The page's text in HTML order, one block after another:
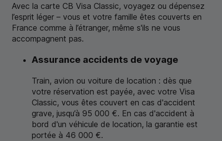
Avec la carte CB Visa Classic, voyagez ou dépensez
l’esprit léger – vous et votre famille êtes couverts en
France comme à l’étranger, même s'ils ne vous
accompagnent pas.
Assurance accidents de voyage
Train, avion ou voiture de location : dès que
votre réservation est payée, avec votre Visa
Classic, vous êtes couvert en cas d'accident
grave, jusqu’à 95 000 €. En cas d'accident à
bord d'un véhicule de location, la garantie est
portée à 46 000 €.